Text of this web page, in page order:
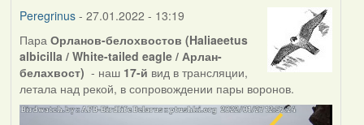
Peregrinus- 27.01.2022 - 13:19
Пара Орланов-белохвостов (Haliaeetus
albicilla / White-tailed eagle / Арлан-
белахвост) - наш 17-й вид в трансляции,
летала над рекой, в сопровождении пары воронов.